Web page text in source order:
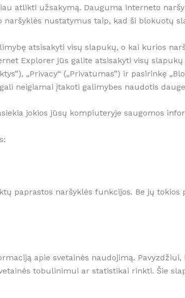
atlikti užsakymą. Dauguma interneto
naršyklės nustatymus taip, kad ši blokuotų
atsisakyti visų slapukų, o kai kurios
Explorer jūs galite atsisakyti visų slapukų
„Privacy“ („Privatumas”) ir pasirinkę
neigiamai įtakoti galimybes naudotis
jokios jūsų kompiuteryje saugomos
paprastos naršyklės funkcijos. Be jų
apie svetainės naudojimą.
tobulinimui ar statistikai rinkti. Šie